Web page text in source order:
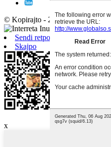
© Kopirajto - 2010-2019 : Ĉiuj
Sendi retpoŝton
Skajpo
x